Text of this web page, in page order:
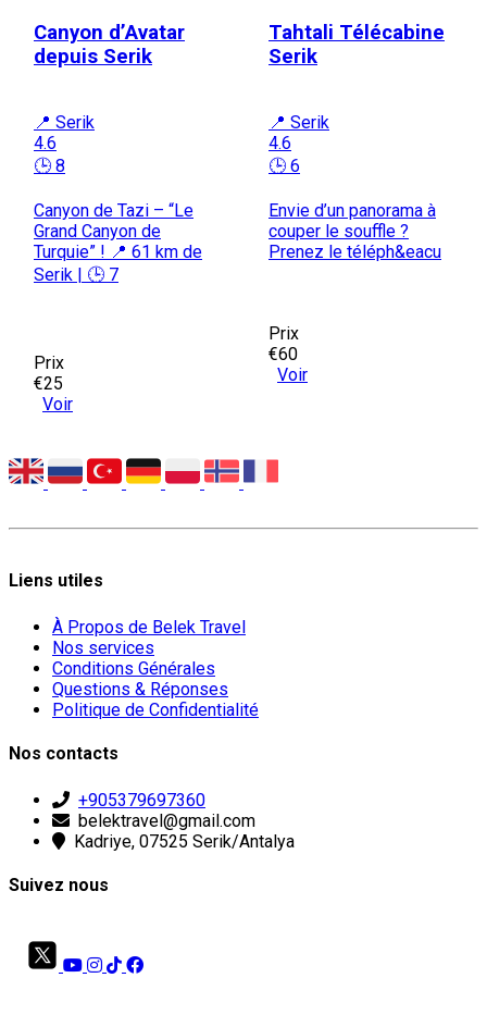
Canyon d’Avatar
depuis Serik
📍 Serik
4.6
🕒 8
Canyon de Tazi – “Le
Grand Canyon de
Turquie” ! 📍 61 km de
Serik | 🕒 7
Prix
€25
Voir
Tahtali Télécabine
Serik
📍 Serik
4.6
🕒 6
Envie d’un panorama à
couper le souffle ?
Prenez le téléph&eacu
Prix
€60
Voir
Liens utiles
À Propos de Belek Travel
Nos services
Conditions Générales
Questions & Réponses
Politique de Confidentialité
Nos contacts
+905379697360
belektravel@gmail.com
Kadriye, 07525 Serik/Antalya
Suivez nous